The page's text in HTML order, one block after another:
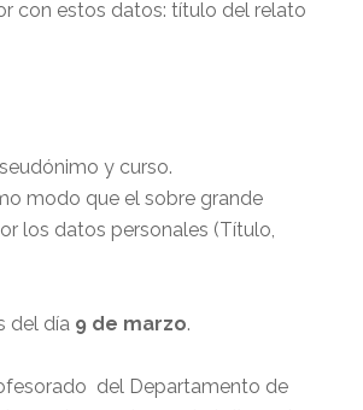
con estos datos: título del relato
y curso.
modo que el sobre grande
los datos personales (Título,
del día 9 de marzo.
del Departamento de